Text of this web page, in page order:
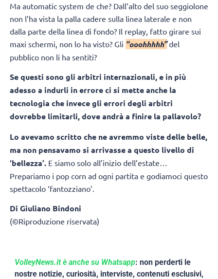
Ma automatic system de che? Dall’alto del suo seggiolone
non l’ha vista la palla cadere sulla linea laterale e non
dalla parte della linea di fondo? Il replay, fatto girare sui
maxi schermi, non lo ha visto? Gli “ooohhhhh”del
pubblico non li ha sentiti?
Se questi sono gli arbitri internazionali, e in più
adesso a indurli in errore ci si mette anche la
tecnologia che invece gli errori degli arbitri
dovrebbe limitarli, dove andrà a finire la pallavolo?
Lo avevamo scritto che ne avremmo viste delle belle,
ma non pensavamo si arrivasse a questo livello di
‘bellezza’. E siamo solo all’inizio dell’estate…
Prepariamo i pop corn ad ogni partita e godiamoci questo
spettacolo ‘fantozziano’.
Di Giuliano Bindoni
(©Riproduzione riservata)
VolleyNews.it è anche su Whatsapp: non perderti le
nostre notizie, curiosità, interviste, contenuti esclusivi,